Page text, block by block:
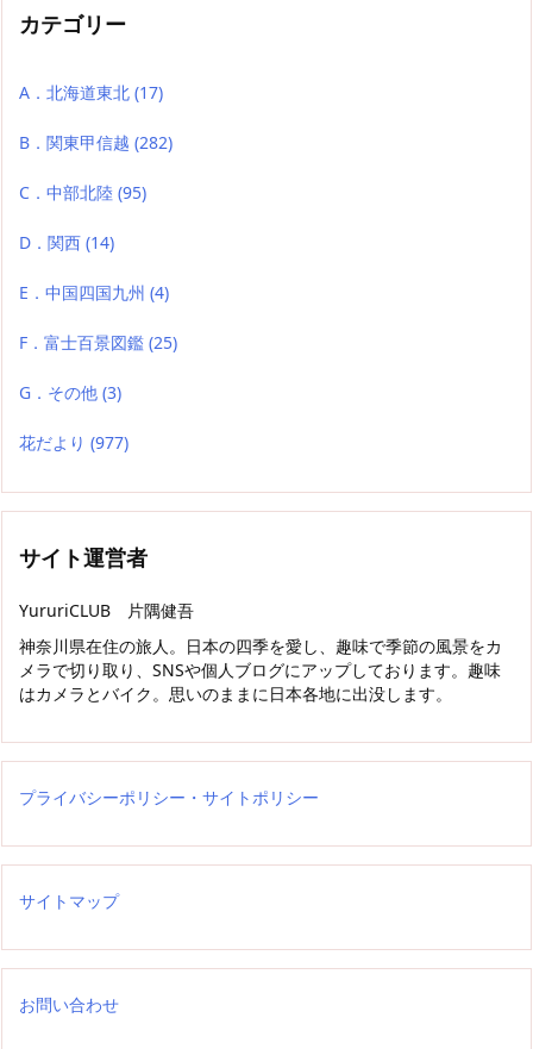
カテゴリー
A．北海道東北 (17)
B．関東甲信越 (282)
C．中部北陸 (95)
D．関西 (14)
E．中国四国九州 (4)
F．富士百景図鑑 (25)
G．その他 (3)
花だより (977)
サイト運営者
YururiCLUB 片隅健吾
神奈川県在住の旅人。日本の四季を愛し、趣味で季節の風景をカ
メラで切り取り、SNSや個人ブログにアップしております。趣味
はカメラとバイク。思いのままに日本各地に出没します。
プライバシーポリシー・サイトポリシー
サイトマップ
お問い合わせ